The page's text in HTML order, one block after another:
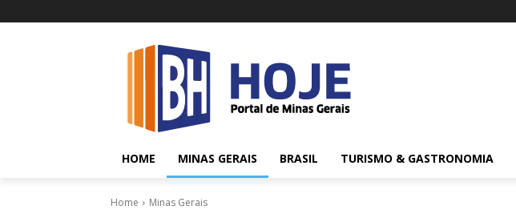
HOME MINAS GERAIS BRASIL TURISMO & GASTRONOMIA
Home Minas Gerais